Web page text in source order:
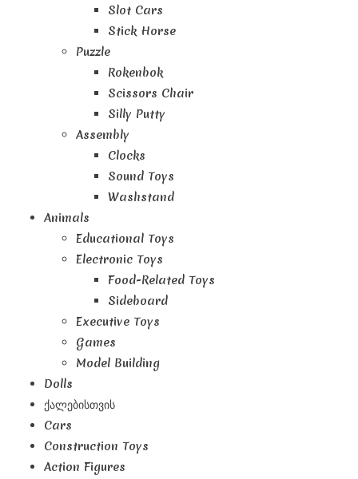
Slot Cars
Stick Horse
Puzzle
Rokenbok
Scissors Chair
Silly Putty
Assembly
Clocks
Sound Toys
Washstand
Animals
Educational Toys
Electronic Toys
Food-Related Toys
Sideboard
Executive Toys
Games
Model Building
Dolls
Ქალებისთვის
Cars
Construction Toys
Action Figures